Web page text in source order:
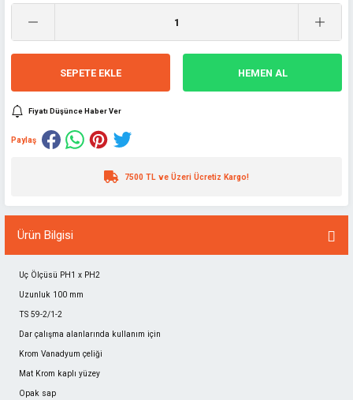
SEPETE EKLE HEMEN AL
Fiyatı Düşünce Haber Ver
Paylaş
7500 TL ve Üzeri Ücretiz Kargo!
Ürün Bilgisi
Uç Ölçüsü PH1 x PH2
Uzunluk 100 mm
TS 59-2/1-2
Dar çalışma alanlarında kullanım için
Krom Vanadyum çeliği
Mat Krom kaplı yüzey
Opak sap